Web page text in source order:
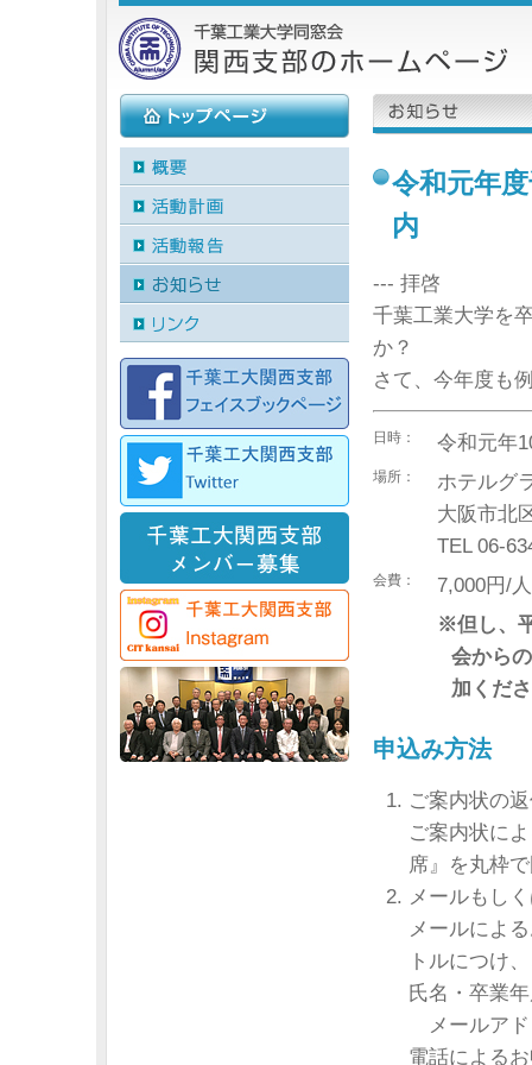
令和元年
内
--- 拝啓
千葉工業大学を
か？
さて、今年度も
日時： 令和元年
場所：
ホテルグ
大阪市北
TEL 06-
会費：
7,000円/
※但し、
会から
加くだ
申込み方法
ご案内状の
ご案内状に
席』を丸枠
メールもし
メールによ
トルにつけ
氏名・卒業
メールアド
電話による